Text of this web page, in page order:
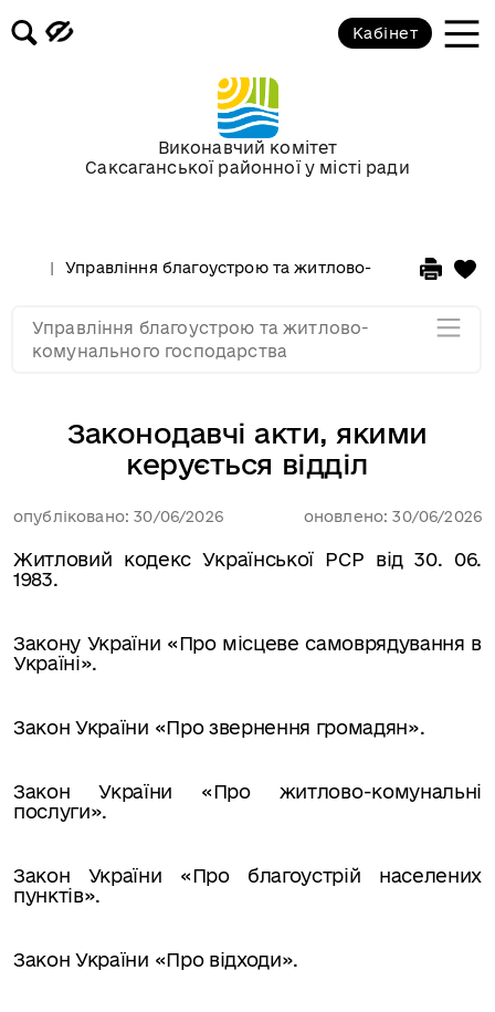
Виконавчий комітет
Саксаганської районної у місті ради
Кабінет
Управління благоустрою та житлово-комунального
Законодавчі акти, якими
керується відділ
опубліковано: 30/06/2026 оновлено: 30/06/2026
Житловий кодекс Української РСР від 30. 06.
1983.
Закону України «Про місцеве самоврядування в
Україні».
Закон України «Про звернення громадян».
Закон України «Про житлово-комунальні
послуги».
Закон України «Про благоустрій населених
пунктів».
Закон України «Про відходи».
Управління благоустрою та житлово-
комунального господарства
Відділ з житлових питань
Відділ документообігу та
Основні завдання та функції
керується відділ
Мапа розділу